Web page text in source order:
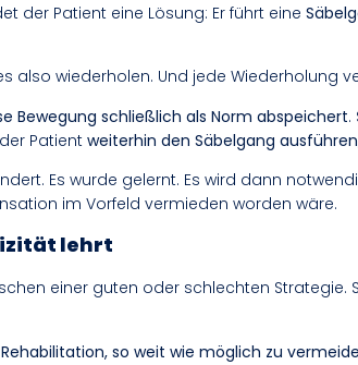
der Patient eine Lösung: Er führt eine
also wiederholen. Und jede Wiederholung
Bewegung schließlich als Norm abspeichert.
Patient weiterhin den Säbelgang
Es wurde gelernt. Es wird dann
im Vorfeld vermieden worden wäre.
lehrt
einer guten oder schlechten
so weit wie möglich zu